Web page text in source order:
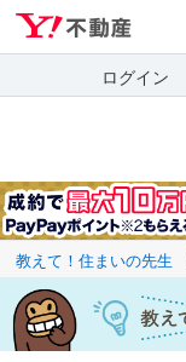
ログイン
教えて！住まいの先生